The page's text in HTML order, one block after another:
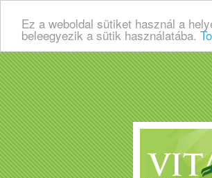
Ez a weboldal sütiket használ a
beleegyezik a sütik használatába.